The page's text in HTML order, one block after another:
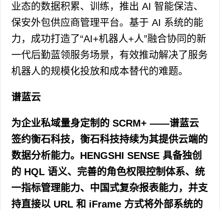
业态的数据积累、训练，推出 AI 智能保洁、
保安外包供应商管理平台。基于 AI 系统的能
力，成功打造了“AI+机器人+人”融合协同的新
一代后勤蓝领服务场景，有效推动解决了服务
机器人的规模化投放和成本替代的难题。
谱蓝云
为企业私域量身定制的 SCRM+ ——谱蓝云
签约衡石科技，衡石科技持续为其提供云端的
数据分析能力。HENGSHI SENSE 具备独创
的 HQL 语义、完善的角色权限控制体系、统
一指标管理能力、中国式复杂报表能力，并支
持直接以 URL 和 iFrame 方式将外部系统的